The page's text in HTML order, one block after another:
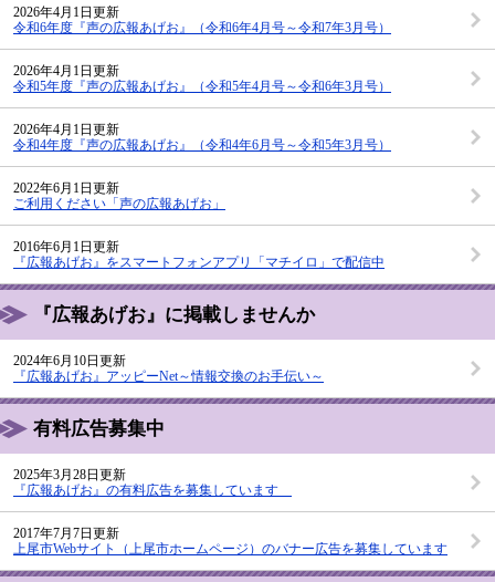
2026年4月1日更新
令和6年度『声の広報あげお』（令和6年4月号～令和7年3月号）
2026年4月1日更新
令和5年度『声の広報あげお』（令和5年4月号～令和6年3月号）
2026年4月1日更新
令和4年度『声の広報あげお』（令和4年6月号～令和5年3月号）
2022年6月1日更新
ご利用ください「声の広報あげお」
2016年6月1日更新
『広報あげお』をスマートフォンアプリ「マチイロ」で配信中
『広報あげお』に掲載しませんか
2024年6月10日更新
『広報あげお』アッピーNet～情報交換のお手伝い～
有料広告募集中
2025年3月28日更新
『広報あげお』の有料広告を募集しています
2017年7月7日更新
上尾市Webサイト（上尾市ホームページ）のバナー広告を募集しています